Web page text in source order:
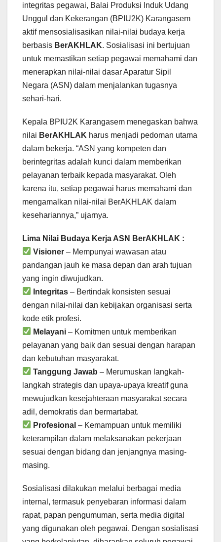
integritas pegawai, Balai Produksi Induk Udang
Unggul dan Kekerangan (BPIU2K) Karangasem
aktif mensosialisasikan nilai-nilai budaya kerja
berbasis BerAKHLAK. Sosialisasi ini bertujuan
untuk memastikan setiap pegawai memahami dan
menerapkan nilai-nilai dasar Aparatur Sipil
Negara (ASN) dalam menjalankan tugasnya
sehari-hari.
Kepala BPIU2K Karangasem menegaskan bahwa
nilai BerAKHLAK harus menjadi pedoman utama
dalam bekerja. “ASN yang kompeten dan
berintegritas adalah kunci dalam memberikan
pelayanan terbaik kepada masyarakat. Oleh
karena itu, setiap pegawai harus memahami dan
mengamalkan nilai-nilai BerAKHLAK dalam
kesehariannya,” ujarnya.
Lima Nilai Budaya Kerja ASN BerAKHLAK :
Visioner – Mempunyai wawasan atau
pandangan jauh ke masa depan dan arah tujuan
yang ingin diwujudkan.
Integritas – Bertindak konsisten sesuai
dengan nilai-nilai dan kebijakan organisasi serta
kode etik profesi.
Melayani – Komitmen untuk memberikan
pelayanan yang baik dan sesuai dengan harapan
dan kebutuhan masyarakat.
Tanggung Jawab – Merumuskan langkah-
langkah strategis dan upaya-upaya kreatif guna
mewujudkan kesejahteraan masyarakat secara
adil, demokratis dan bermartabat.
Profesional – Kemampuan untuk memiliki
keterampilan dalam melaksanakan pekerjaan
sesuai dengan bidang dan jenjangnya masing-
masing.
Sosialisasi dilakukan melalui berbagai media
internal, termasuk penyebaran informasi dalam
rapat, papan pengumuman, serta media digital
yang digunakan oleh pegawai. Dengan sosialisasi